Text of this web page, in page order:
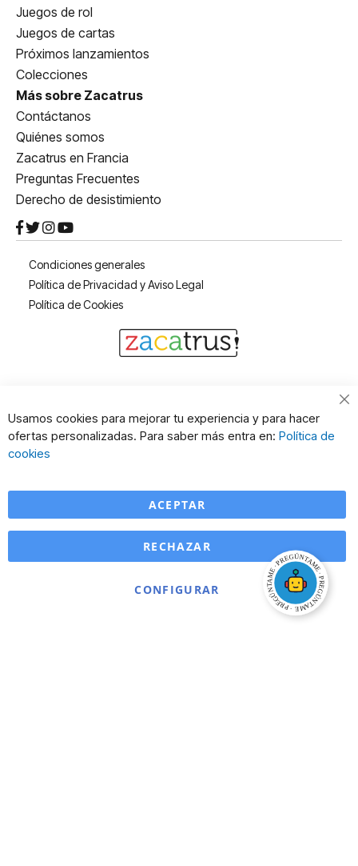
Juegos de rol
Juegos de cartas
Próximos lanzamientos
Colecciones
Más sobre Zacatrus
Contáctanos
Quiénes somos
Zacatrus en Francia
Preguntas Frecuentes
Derecho de desistimiento
Condiciones generales
Política de Privacidad y Aviso Legal
Política de Cookies
Usamos cookies para mejorar tu experiencia y para hacer
ofertas personalizadas. Para saber más entra en: Política de
cookies
ACEPTAR
CONFIGURAR
RECHAZAR